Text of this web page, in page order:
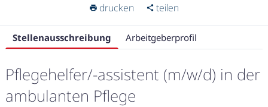
drucken teilen
Stellenausschreibung Arbeitgeberprofil
Pflegehelfer/-assistent (m/w/d) in der
ambulanten Pflege